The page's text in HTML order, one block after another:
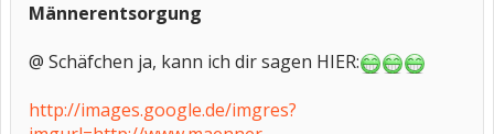
Männerentsorgung
@ Schäfchen ja, kann ich dir sagen HIER:
http://images.google.de/imgres?